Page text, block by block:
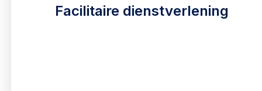
Facilitaire dienstverlening